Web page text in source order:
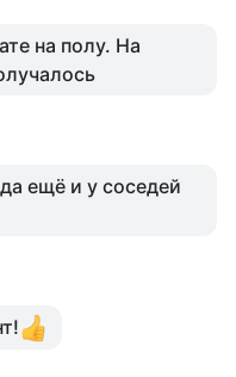
на полу. На
ещё и у соседей